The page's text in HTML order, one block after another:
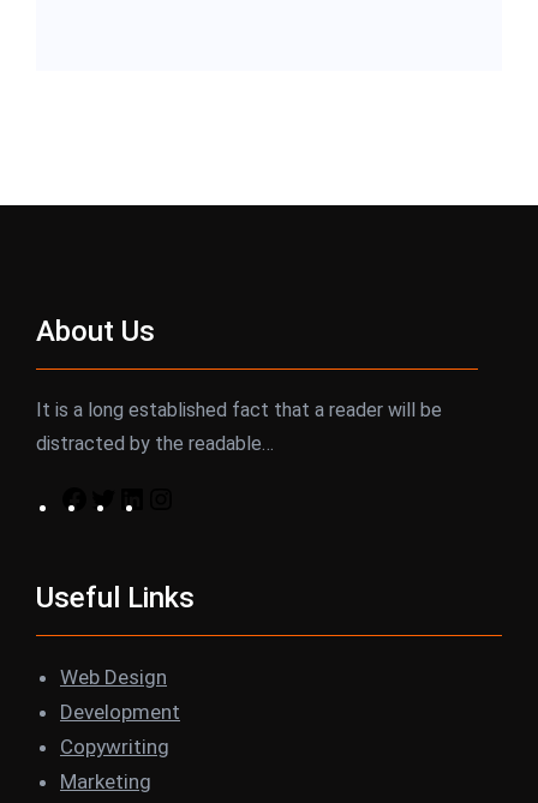
About Us
It is a long established fact that a reader will be
distracted by the readable…
F
e
b
o
o
k
T
t
t
e
r
k
e
d
I
n
t
a
r
Useful Links
Web Design
Development
Copywriting
Marketing